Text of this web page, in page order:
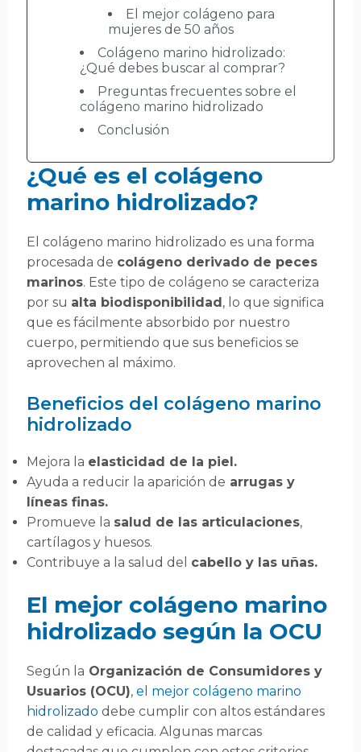
El mejor colágeno para
mujeres de 50 años
Colágeno marino hidrolizado:
¿Qué debes buscar al comprar?
Preguntas frecuentes sobre el
colágeno marino hidrolizado
Conclusión
¿Qué es el colágeno
marino hidrolizado?
El colágeno marino hidrolizado es una forma
procesada de colágeno derivado de peces
marinos. Este tipo de colágeno se caracteriza
por su alta biodisponibilidad , lo que significa
que es fácilmente absorbido por nuestro
cuerpo, permitiendo que sus beneficios se
aprovechen al máximo.
Beneficios del colágeno marino
hidrolizado
Mejora la elasticidad de la piel.
Ayuda a reducir la aparición de arrugas y
líneas finas.
Promueve la salud de las articulaciones,
cartílagos y huesos.
Contribuye a la salud del cabello y las uñas.
El mejor colágeno marino
hidrolizado según la OCU
Según la Organización de Consumidores y
Usuarios (OCU), el mejor colágeno marino
hidrolizado debe cumplir con altos estándares
de calidad y eficacia. Algunas marcas